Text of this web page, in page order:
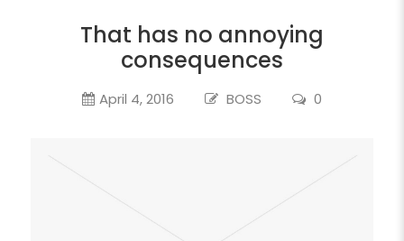
That has no annoying
consequences
April 4, 2016 BOSS 0